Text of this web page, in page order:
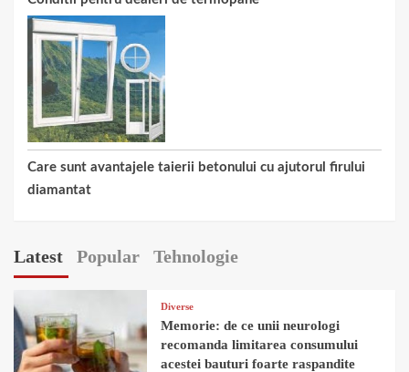
Care sunt avantajele taierii betonului cu ajutorul firului
diamantat
Latest Popular Tehnologie
Diverse
Memorie: de ce unii neurologi
recomanda limitarea consumului
acestei bauturi foarte raspandite